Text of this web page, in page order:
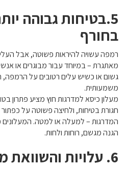
5.בטיחות גבוהה
בחורף
רמפה עשויה להיראות פשוטה, אבל
מאתגרת – במיוחד עבור מבוגרים או
גשום או כשיש עלים רטובים על הרמפה,
משמעותית.
מעלון כיסא למדרגות חוץ מציע פתרון
חגורת בטיחות, ולחיצה פשוטה על
המדרגות – למעלה או למטה. המעלונים
הגנה מגשם, רוחות ולחות.
6. עלויות והשוואת מחירים